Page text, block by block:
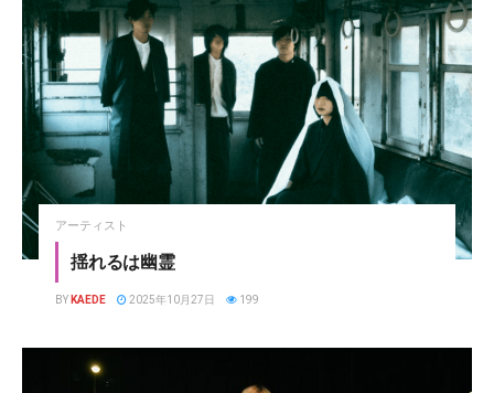
アーティスト
揺れるは幽霊
BY KAEDE 2025年10月27日 199